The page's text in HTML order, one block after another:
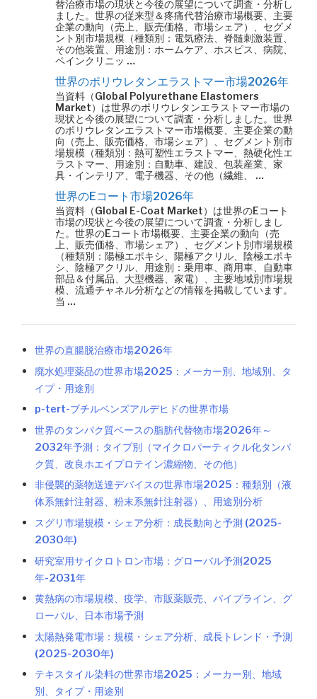
替治療市場の現状と今後の展望について調査・分析し
ました。世界の従来型＆疼痛代替治療市場概要、主要
企業の動向（売上、販売価格、市場シェア）、セグメ
ント別市場規模（種類別：電気療法、脊髄刺激装置、
その他装置、用途別：ホームケア、ホスピス、病院、
ペインクリニッ …
世界のポリウレタンエラストマー市場2026年
当資料（Global Polyurethane Elastomers
Market）は世界のポリウレタンエラストマー市場の
現状と今後の展望について調査・分析しました。世界
のポリウレタンエラストマー市場概要、主要企業の動
向（売上、販売価格、市場シェア）、セグメント別市
場規模（種類別：熱可塑性エラストマー、熱硬化性エ
ラストマー、用途別：自動車、建設、包装産業、家
具・インテリア、電子機器、その他（繊維、 …
世界のEコート市場2026年
当資料（Global E-Coat Market）は世界のEコート
市場の現状と今後の展望について調査・分析しまし
た。世界のEコート市場概要、主要企業の動向（売
上、販売価格、市場シェア）、セグメント別市場規模
（種類別：陽極エポキシ、陽極アクリル、陰極エポキ
シ、陰極アクリル、用途別：乗用車、商用車、自動車
部品＆付属品、大型機器、家電）、主要地域別市場規
模、流通チャネル分析などの情報を掲載しています。
当 …
世界の直腸脱治療市場2026年
廃水処理薬品の世界市場2025：メーカー別、地域別、タ
イプ・用途別
p-tert-ブチルベンズアルデヒドの世界市場
世界のタンパク質ベースの脂肪代替物市場2026年～
2032年予測：タイプ別（マイクロパーティクル化タンパ
ク質、改良ホエイプロテイン濃縮物、その他）
非侵襲的薬物送達デバイスの世界市場2025：種類別（液
体系無針注射器、粉末系無針注射器）、用途別分析
スグリ市場規模・シェア分析：成長動向と予測 (2025-
2030年)
研究室用サイクロトロン市場：グローバル予測2025
年-2031年
黄熱病の市場規模、疫学、市販薬販売、パイプライン、グ
ローバル、日本市場予測
太陽熱発電市場：規模・シェア分析、成長トレンド・予測
(2025-2030年)
テキスタイル染料の世界市場2025：メーカー別、地域
別、タイプ・用途別